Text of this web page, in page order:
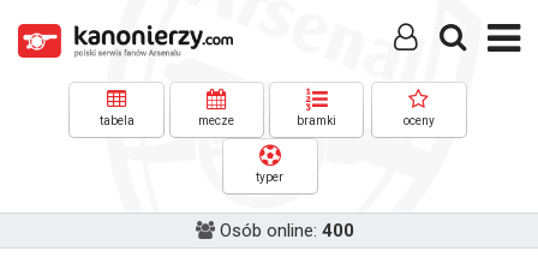
tabela mecze bramki oceny
typer
Osób online: 400